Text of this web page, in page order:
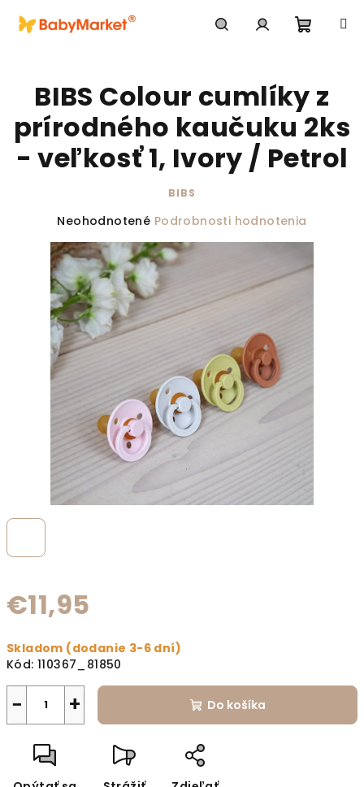
€11,95
Skladom (dodanie 3-6 dní)
Kód: 110367_81850
+
− Do košíka
BIBS Colour cumlíky z
prírodného kaučuku 2ks
- veľkosť 1, Ivory / Petrol
BIBS
Priemerné hodnotenie produktu je 0,0 z 5
Neohodnotené Podrobnosti hodnotenia